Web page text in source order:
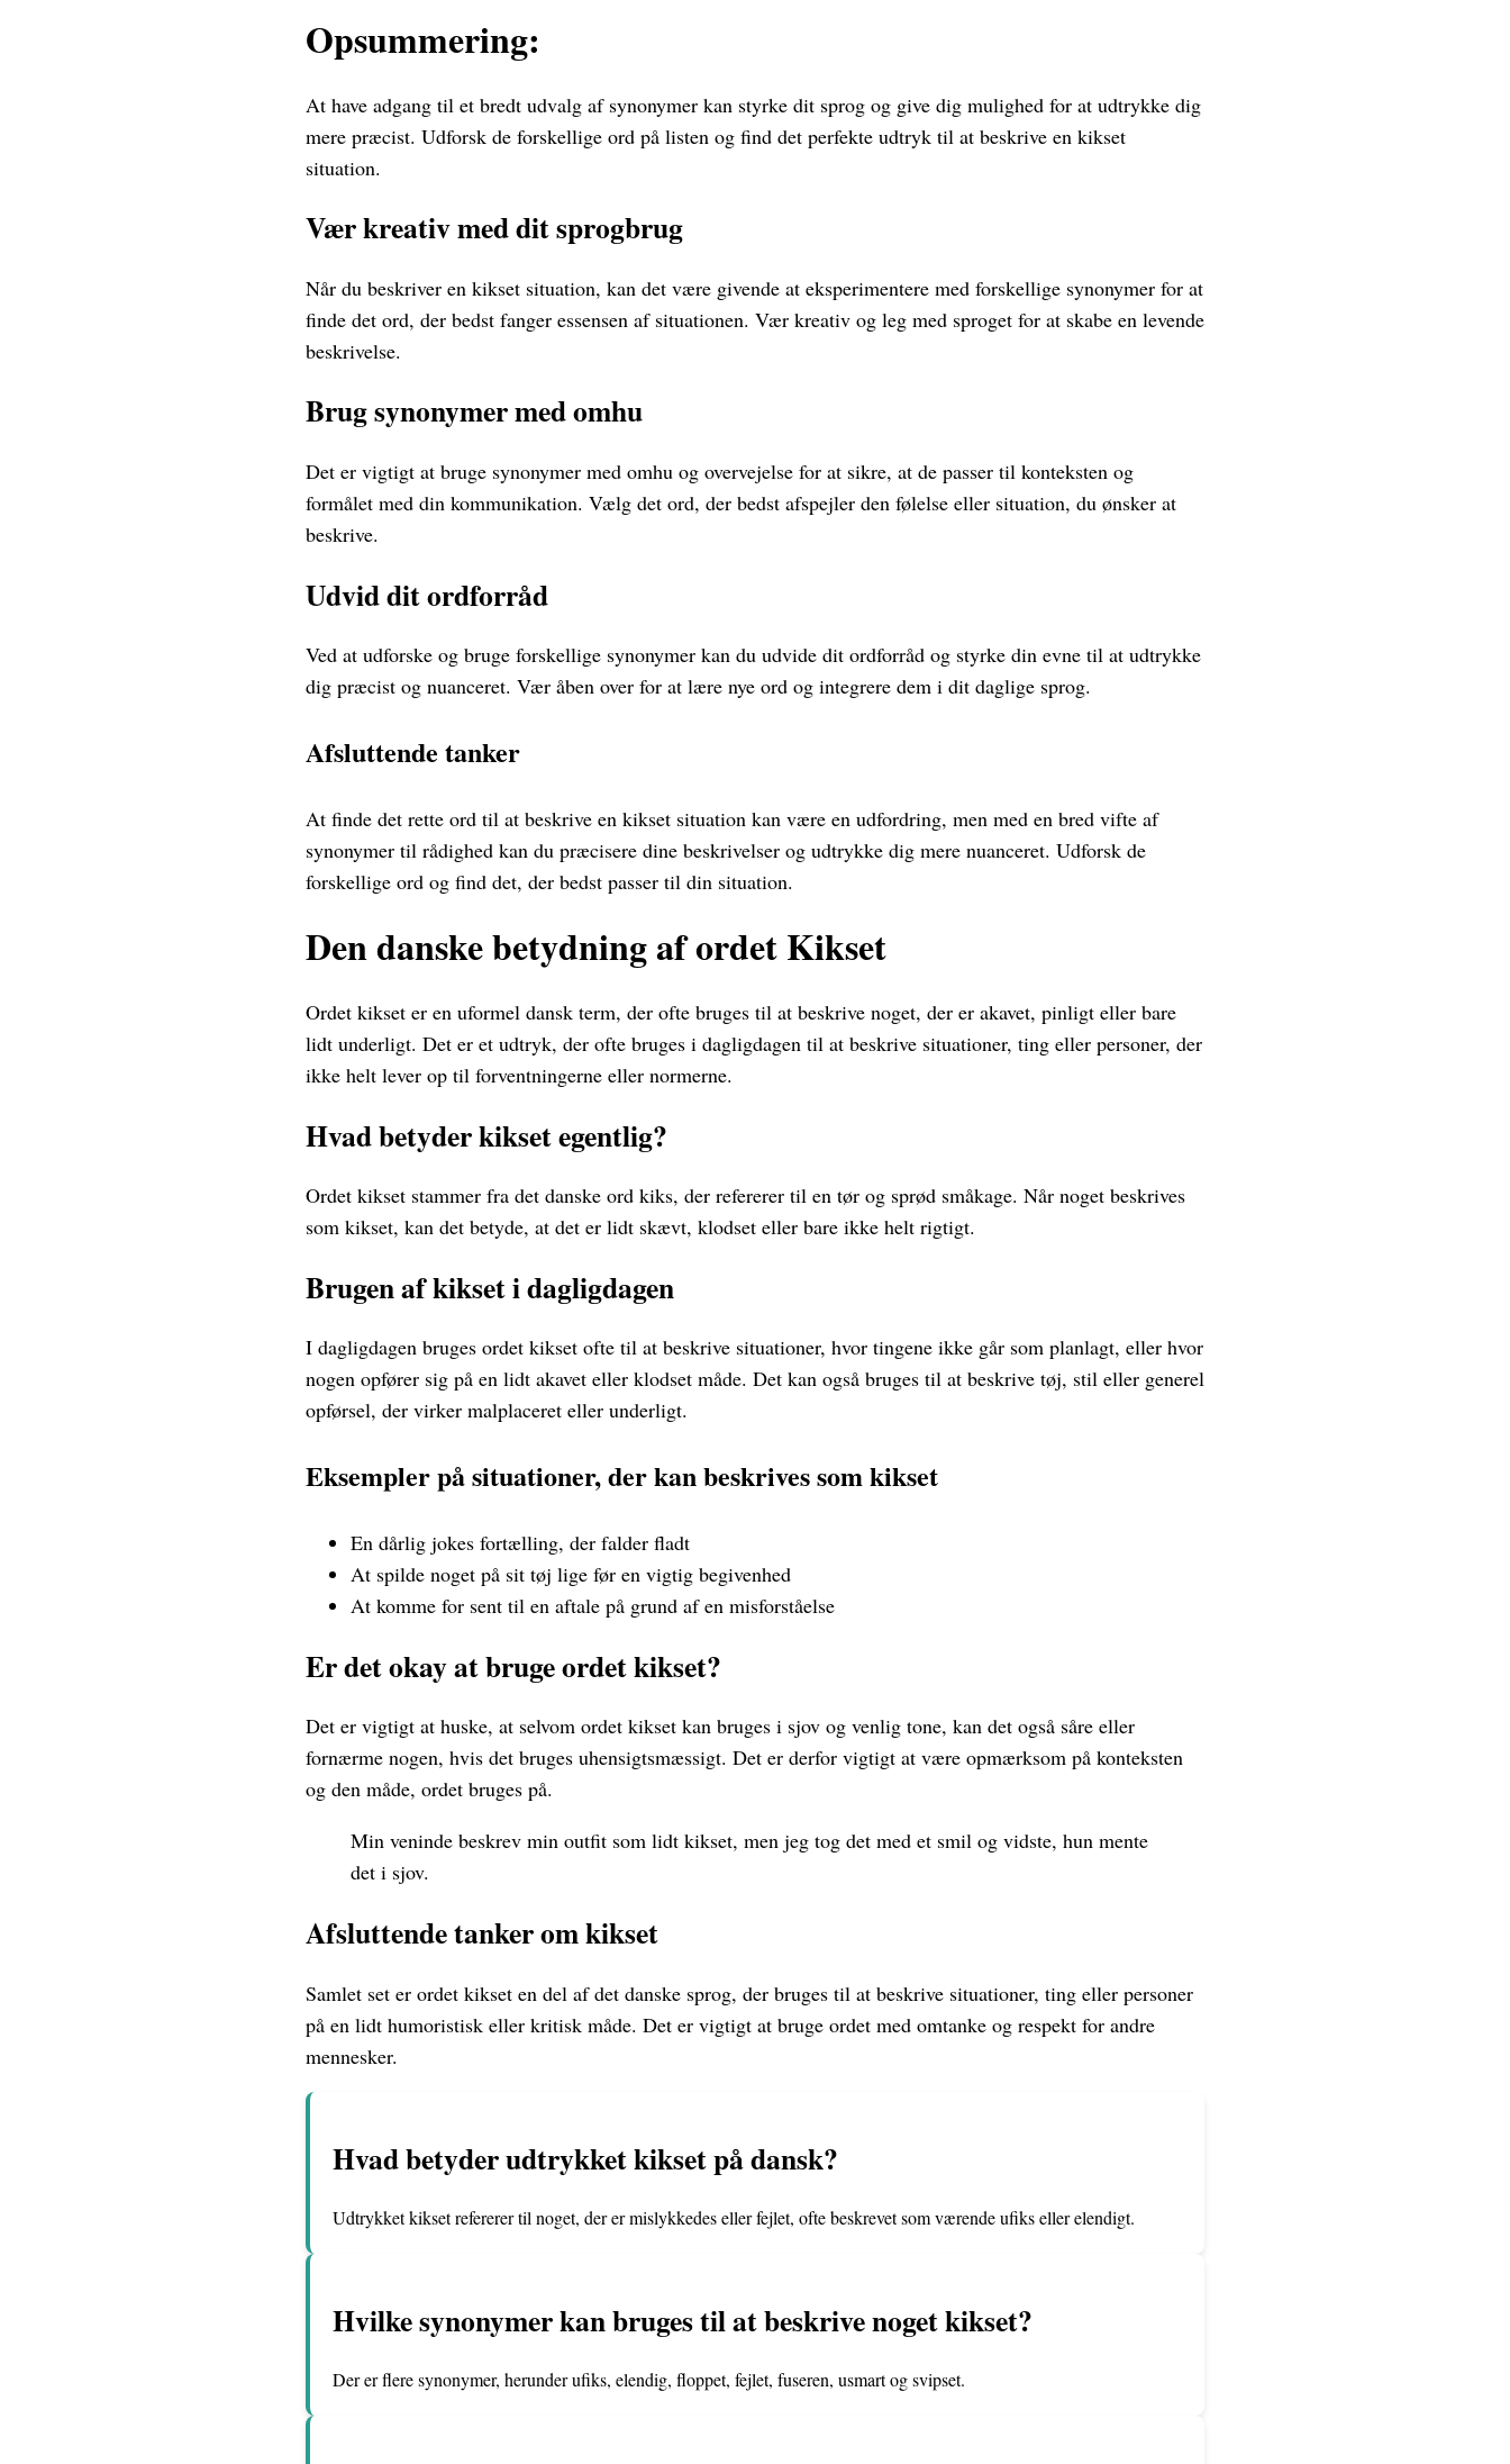
Opsummering:
At have adgang til et bredt udvalg af synonymer kan styrke dit sprog og give dig mulighed for at udtrykke dig
mere præcist. Udforsk de forskellige ord på listen og find det perfekte udtryk til at beskrive en kikset
situation.
Vær kreativ med dit sprogbrug
Når du beskriver en kikset situation, kan det være givende at eksperimentere med forskellige synonymer for at
finde det ord, der bedst fanger essensen af situationen. Vær kreativ og leg med sproget for at skabe en levende
beskrivelse.
Brug synonymer med omhu
Det er vigtigt at bruge synonymer med omhu og overvejelse for at sikre, at de passer til konteksten og
formålet med din kommunikation. Vælg det ord, der bedst afspejler den følelse eller situation, du ønsker at
beskrive.
Udvid dit ordforråd
Ved at udforske og bruge forskellige synonymer kan du udvide dit ordforråd og styrke din evne til at udtrykke
dig præcist og nuanceret. Vær åben over for at lære nye ord og integrere dem i dit daglige sprog.
Afsluttende tanker
At finde det rette ord til at beskrive en kikset situation kan være en udfordring, men med en bred vifte af
synonymer til rådighed kan du præcisere dine beskrivelser og udtrykke dig mere nuanceret. Udforsk de
forskellige ord og find det, der bedst passer til din situation.
Den danske betydning af ordet Kikset
Ordet kikset er en uformel dansk term, der ofte bruges til at beskrive noget, der er akavet, pinligt eller bare
lidt underligt. Det er et udtryk, der ofte bruges i dagligdagen til at beskrive situationer, ting eller personer, der
ikke helt lever op til forventningerne eller normerne.
Hvad betyder kikset egentlig?
Ordet kikset stammer fra det danske ord kiks, der refererer til en tør og sprød småkage. Når noget beskrives
som kikset, kan det betyde, at det er lidt skævt, klodset eller bare ikke helt rigtigt.
Brugen af kikset i dagligdagen
I dagligdagen bruges ordet kikset ofte til at beskrive situationer, hvor tingene ikke går som planlagt, eller hvor
nogen opfører sig på en lidt akavet eller klodset måde. Det kan også bruges til at beskrive tøj, stil eller generel
opførsel, der virker malplaceret eller underligt.
Eksempler på situationer, der kan beskrives som kikset
En dårlig jokes fortælling, der falder fladt
At spilde noget på sit tøj lige før en vigtig begivenhed
At komme for sent til en aftale på grund af en misforståelse
Er det okay at bruge ordet kikset?
Det er vigtigt at huske, at selvom ordet kikset kan bruges i sjov og venlig tone, kan det også såre eller
fornærme nogen, hvis det bruges uhensigtsmæssigt. Det er derfor vigtigt at være opmærksom på konteksten
og den måde, ordet bruges på.
Min veninde beskrev min outfit som lidt kikset, men jeg tog det med et smil og vidste, hun mente
det i sjov.
Afsluttende tanker om kikset
Samlet set er ordet kikset en del af det danske sprog, der bruges til at beskrive situationer, ting eller personer
på en lidt humoristisk eller kritisk måde. Det er vigtigt at bruge ordet med omtanke og respekt for andre
mennesker.
Hvad betyder udtrykket kikset på dansk?
Udtrykket kikset refererer til noget, der er mislykkedes eller fejlet, ofte beskrevet som værende ufiks eller elendigt.
Hvilke synonymer kan bruges til at beskrive noget kikset?
Der er flere synonymer, herunder ufiks, elendig, floppet, fejlet, fuseren, usmart og svipset.